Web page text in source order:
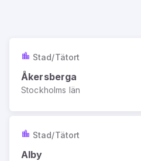
Stad/Tätort
Åkersberga
Stockholms län
Stad/Tätort
Alby